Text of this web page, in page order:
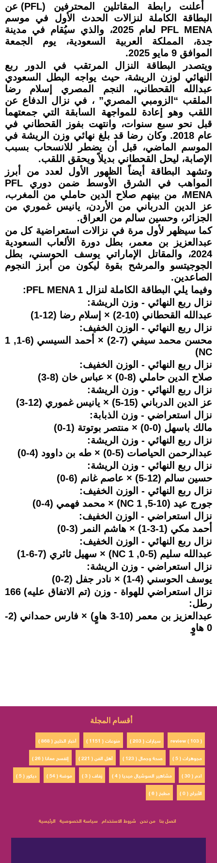
أعلنت رابطة المقاتلين المحترفين (PFL) عن
البطاقة الكاملة لنزالات الحدث الأول في موسم
PFL MENA لعام 2025، والذي سيُقام في مدينة
جدة، المملكة العربية السعودية، يوم الجمعة
الموافق 9 مايو 2025.
ويتصدر البطاقة النزال المرتقب في الدور ربع
النهائي لوزن الريشة، حيث يواجه البطل السعودي
عبدالله القحطاني، النجم المصري إسلام رضا
الملقب “الزومبي المصري” ، في نزال الدفاع عن
اللقب وهو إعادة للمواجهة السابقة التي جمعتهما
قبل نحو سبع سنوات، وانتهت بفوز القحطاني في
عام 2018. وكان رضا قد بلغ نهائي وزن الريشة في
الموسم الماضي، قبل أن يضطر للانسحاب بسبب
الإصابة، ليحل القحطاني بديلاً ويحقق اللقب.
وتشهد البطاقة أيضاً الظهور الأول لعدد من أبرز
المواهب في الشرق الأوسط ضمن دوري PFL
MENA، من بينهم صلاح الدين حاملي من المغرب،
عز الدين الدرباني من الأردن، يانيس غموري من
الجزائر، وحسين سالم من العراق.
كما سيظهر لأول مرة في نزالات استعراضية كل من
عبدالعزيز بن معمر، بطل دورة الألعاب السعودية
2024، والمقاتل الإماراتي يوسف الحوسني، بطل
الجوجيتسو والمرشح بقوة ليكون من أبرز النجوم
الصاعدين.
وفيما يلي البطاقة الكاملة لنزال PFL MENA 1:
نزال ربع النهائي - وزن الريشة:
عبدالله القحطاني (10-2) × إسلام رضا (12-1)
نزال ربع النهائي - الوزن الخفيف:
محسن محمد سيفي (7-2) × أحمد السيسي (6-1, 1
NC)
نزال ربع النهائي - الوزن الخفيف:
صلاح الدين حاملي (8-0) × عباس خان (8-3)
نزال ربع النهائي - وزن الريشة:
عز الدين الدرباني (15-5) × يانيس غموري (12-3)
نزال استعراضي - وزن الذبابة:
مالك باسهل (0-0) × منتصر بوتوتة (1-0)
نزال ربع النهائي - وزن الريشة:
عبدالرحمن الحياصات (5-0) × طه بن داوود (4-0)
نزال ربع النهائي - وزن الريشة:
حسين سالم (12-5) × عاصم غانم (6-0)
نزال ربع النهائي - الوزن الخفيف:
جورج عيد (10-5, 1 NC) × محمد فهمي (4-0)
نزال استعراضي - الوزن الخفيف:
أحمد مكي (1-3-1) × هاشم النمر (3-0)
نزال ربع النهائي - الوزن الخفيف:
عبدالله سليم (5-0, 1 NC) × سهيل ثائري (7-6-1)
نزال استعراضي - وزن الريشة:
يوسف الحوسني (4-1) × نادر جفل (2-0)
نزال استعراضي للهواة - وزن (تم الاتفاق عليه) 166
رطل:
عبدالعزيز بن معمر (10-3 هاوٍ) × فارس حمداني (2-
0 هاوٍ
أقسام المجلة
أخبار الخليج ( 868 ) منوعات ( 1151 ) سيارات ( 203 )
review ( 103 )
إتفسح معانا ( 26 )
أهل الفن ( 221 ) صحة وجمال ( 123 )
مجوهرات ( 5 )
ديكور ( 5 )
موضة ( 54 ) زفاف ( 3 ) مشاهير السوشيال ميديا ( 4 )
ادم ( 30 )
مطبخ ( 6 )
الأبراج ( 0 )
الرئيسية سياسة الخصوصية شروط الاستخدام من نحن اتصل بنا